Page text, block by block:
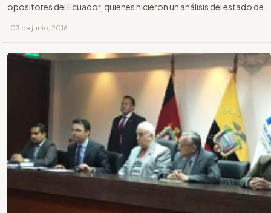
opositores del Ecuador, quienes hicieron un análisis del estado de
últimas dos elecciones ha demostrado el Consejo Nacional
Electoral (CNE).
· 03 de junio, 2016